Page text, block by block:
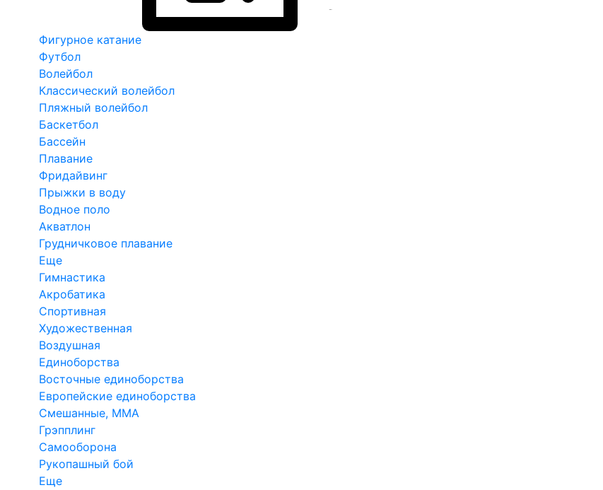
Фигурное катание
Футбол
Волейбол
Классический волейбол
Пляжный волейбол
Баскетбол
Бассейн
Плавание
Фридайвинг
Прыжки в воду
Водное поло
Акватлон
Грудничковое плавание
Еще
Гимнастика
Акробатика
Спортивная
Художественная
Воздушная
Единоборства
Восточные единоборства
Европейские единоборства
Смешанные, ММА
Грэпплинг
Самооборона
Рукопашный бой
Еще